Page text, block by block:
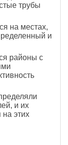
трубы
на местах,
и
районы с
и их
этих